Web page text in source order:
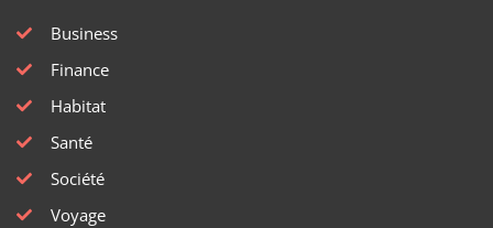
Business
Finance
Habitat
Santé
Société
Voyage